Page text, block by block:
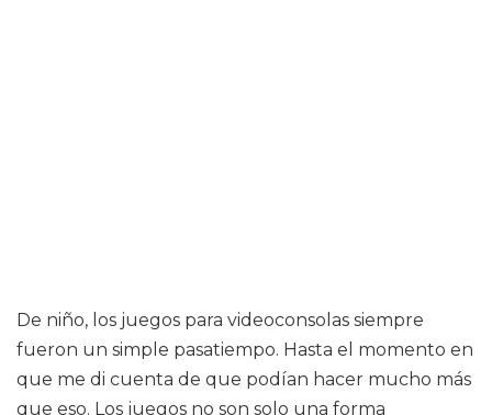
De niño, los juegos para videoconsolas siempre
fueron un simple pasatiempo. Hasta el momento en
que me di cuenta de que podían hacer mucho más
que eso. Los juegos no son solo una forma